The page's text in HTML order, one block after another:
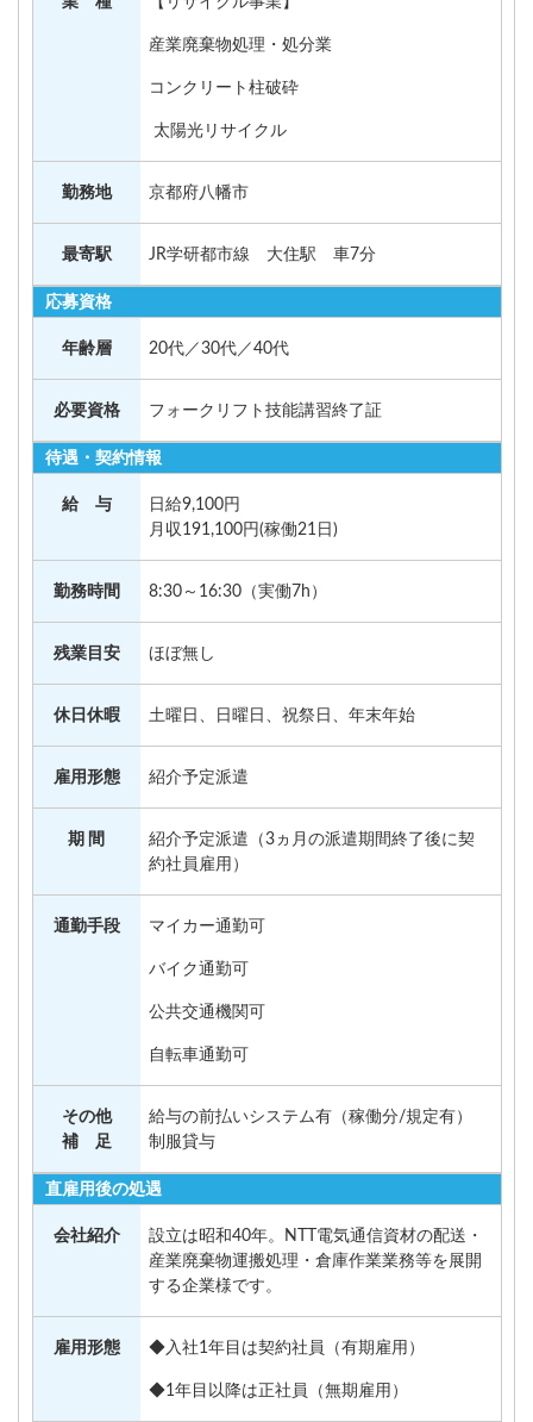
産業廃棄物処理・処分業
コンクリート柱破砕
太陽光リサイクル
勤務地 京都府八幡市
最寄駅 JR学研都市線 大住駅 車7分
応募資格
年齢層 20代／30代／40代
必要資格 フォークリフト技能講習終了証
待遇・契約情報
給 与
日給9,100円
月収191,100円(稼働21日)
勤務時間 8:30～16:30（実働7h）
残業目安 ほぼ無し
休日休暇 土曜日、日曜日、祝祭日、年末年始
雇用形態 紹介予定派遣
期 間
紹介予定派遣（3ヵ月の派遣期間終了後に契
約社員雇用）
通勤手段 マイカー通勤可
バイク通勤可
公共交通機関可
自転車通勤可
その他
補 足
給与の前払いシステム有（稼働分/規定有）
制服貸与
直雇用後の処遇
会社紹介
設立は昭和40年。NTT電気通信資材の配送・
産業廃棄物運搬処理・倉庫作業業務等を展開
する企業様です。
雇用形態 ◆入社1年目は契約社員（有期雇用）
◆1年目以降は正社員（無期雇用）